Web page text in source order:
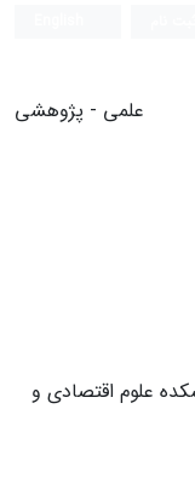
علمی - پژوهشی
علوم اقتصادی و